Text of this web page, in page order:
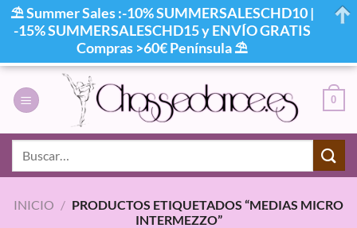
contenido
0
INICIO / PRODUCTOS ETIQUETADOS “MEDIAS MICRO
INTERMEZZO”
⛱ Summer Sales :-10% SUMMERSALESCHD10 |
-15% SUMMERSALESCHD15 y ENVÍO GRATIS
Compras >60€ Península ⛱